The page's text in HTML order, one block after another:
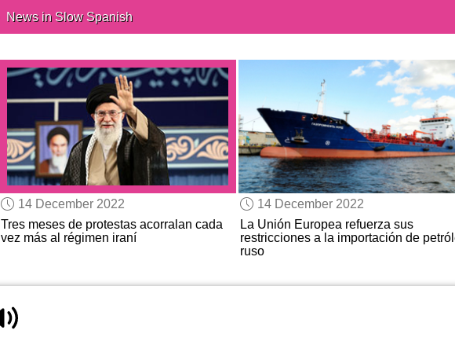
News in Slow Spanish
14 December 2022
Tres meses de protestas acorralan cada
vez más al régimen iraní
14 December 2022
La Unión Europea refuerza sus
restricciones a la importación de
ruso